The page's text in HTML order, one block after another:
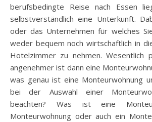
berufsbedingte Reise nach Essen
selbstverständlich eine Unterkunft.
oder das Unternehmen für welches
weder bequem noch wirtschaftlich in
Hotelzimmer zu nehmen. Wesentlich
angenehmer ist dann eine
was genau ist eine Monteurwohnung
bei der Auswahl einer
beachten? Was ist eine
Monteurwohnung oder auch ein